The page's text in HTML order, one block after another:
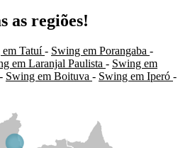
as regiões!
em Tatuí- Swing em Porangaba -
em Laranjal Paulista - Swing em
- Swing em Boituva - Swing em Iperó -